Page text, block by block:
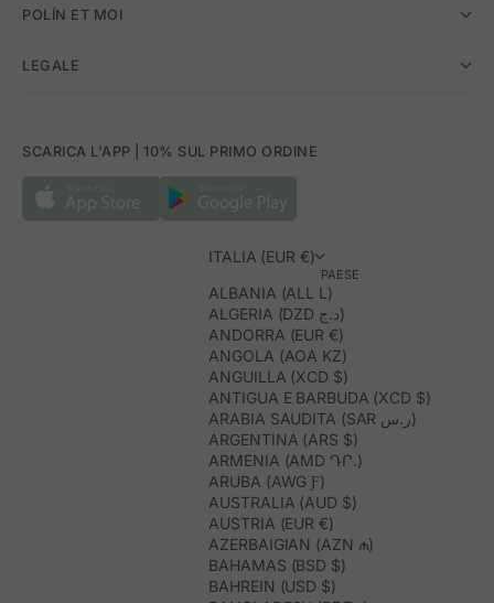
POLÍN ET MOI
LEGALE
SCARICA L'APP | 10% SUL PRIMO ORDINE
ITALIA (EUR €)
PAESE
ALBANIA (ALL L)
ALGERIA (DZD د.ج)
ANDORRA (EUR €)
ANGOLA (AOA KZ)
ANGUILLA (XCD $)
ANTIGUA E BARBUDA (XCD $)
ARABIA SAUDITA (SAR ر.س)
ARGENTINA (ARS $)
ARMENIA (AMD ԴՐ.)
ARUBA (AWG Ƒ)
AUSTRALIA (AUD $)
AUSTRIA (EUR €)
AZERBAIGIAN (AZN ₼)
BAHAMAS (BSD $)
BAHREIN (USD $)